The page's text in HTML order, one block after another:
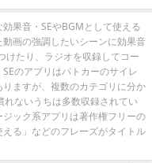
果音・SEやBGMとして使える
画の強調したいシーンに効果音
けたり、ラジオを収録してコー
のアプリはパトカーのサイレ
ますが、複数のカテゴリに分か
ないうちは多数収録されてい
ック系アプリは著作権フリーの
る」などのフレーズがタイトル